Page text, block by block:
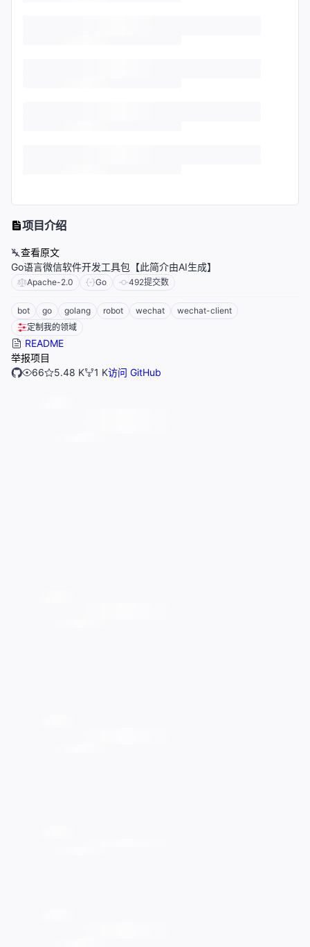
项目介绍
查看原文
Go语言微信软件开发工具包【此简介由AI生成】
Apache-2.0 Go 492提交数
bot go golang robot wechat
wechat-client
定制我的领域
README
举报项目
66
5.48 K 1 K访问 GitHub